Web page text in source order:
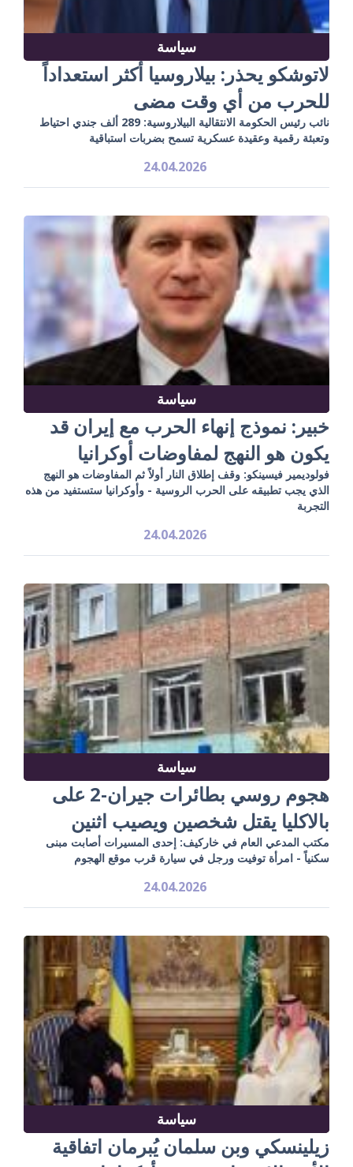
سياسة
لاتوشكو يحذر: بيلاروسيا أكثر استعداداً
للحرب من أي وقت مضى
نائب رئيس الحكومة الانتقالية البيلاروسية: 289 ألف جندي احتياط
وتعبئة رقمية وعقيدة عسكرية تسمح بضربات استباقية
24.04.2026
سياسة
خبير: نموذج إنهاء الحرب مع إيران قد
يكون هو النهج لمفاوضات أوكرانيا
فولوديمير فيسينكو: وقف إطلاق النار أولاً ثم المفاوضات هو النهج
الذي يجب تطبيقه على الحرب الروسية - وأوكرانيا ستستفيد من هذه
التجربة
24.04.2026
سياسة
هجوم روسي بطائرات جيران-2 على
بالاكليا يقتل شخصين ويصيب اثنين
مكتب المدعي العام في خاركيف: إحدى المسيرات أصابت مبنى
سكنياً - امرأة توفيت ورجل في سيارة قرب موقع الهجوم
24.04.2026
سياسة
زيلينسكي وبن سلمان يُبرمان اتفاقية